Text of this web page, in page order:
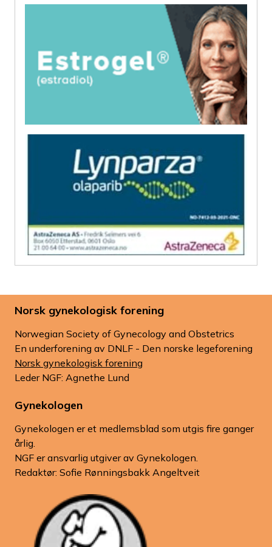
Norsk gynekologisk forening
Norwegian Society of Gynecology and Obstetrics
En underforening av DNLF - Den norske legeforening
Norsk gynekologisk forening
Leder NGF: Agnethe Lund
Gynekologen
Gynekologen er et medlemsblad som utgis fire ganger
årlig.
NGF er ansvarlig utgiver av Gynekologen.
Redaktør: Sofie Rønningsbakk Angeltveit